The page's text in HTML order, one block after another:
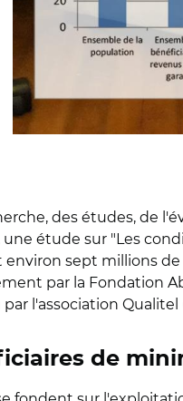
des études, de
une étude sur "Les
sept millions
par la Fondation
par l'association
de